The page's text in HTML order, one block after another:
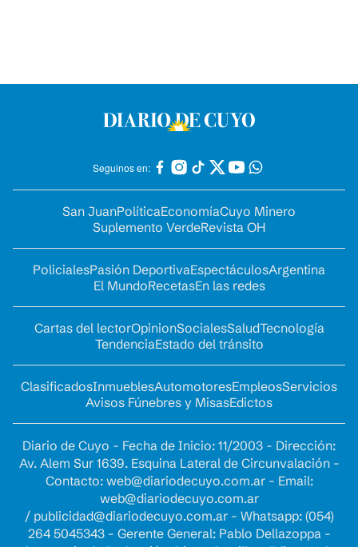
Seguinos en:
San JuanPolíticaEconomíaCuyo Minero
Suplemento VerdeRevista OH
PolicialesPasión DeportivaEspectáculosArgentina
El MundoRecetasEn las redes
Cartas del lectorOpinionSocialesSaludTecnología
TendenciaEstado del tránsito
ClasificadosInmueblesAutomotoresEmpleosServicios
Avisos Fúnebres y MisasEdictos
Diario de Cuyo - Fecha de Inicio: 11/2003 - Dirección:
Av. Alem Sur 1639. Esquina Lateral de Circunvalación -
Contacto: web@diariodecuyo.com.ar- Email:
web@diariodecuyo.com.ar
/ publicidad@diariodecuyo.com.ar- Whatsapp: (054)
264 5045343 - Gerente General: Pablo Dellazoppa -